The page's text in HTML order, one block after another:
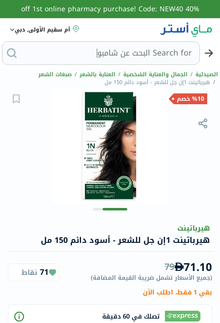
40% off 1st online pharmacy purchase! Code: NEW40
أم سقيم الأولى, دبي
Search for
الصيدلية / الجمال والعناية الشخصية / العناية بالشعر / صبغات الشعر
/ هيرباتينت 1إن جل للشعر - أسود دائم 150 مل
%10 خصم
هيرباتينت
هيرباتينت 1إن جل للشعر - أسود دائم 150 مل
71.10
79
(جميع الأسعار تشمل ضريبة القيمة المضافة)
71 نقاط
بقي 1 فقط، اطلب الآن
تصلك في 60 دقيقة